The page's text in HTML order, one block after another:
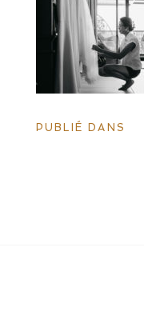
PUBLIÉ DANS